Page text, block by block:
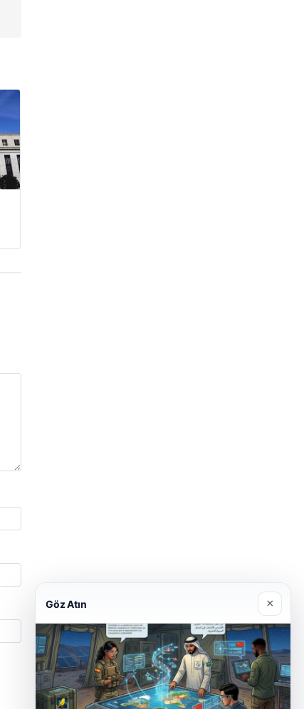
Göz Atın ×